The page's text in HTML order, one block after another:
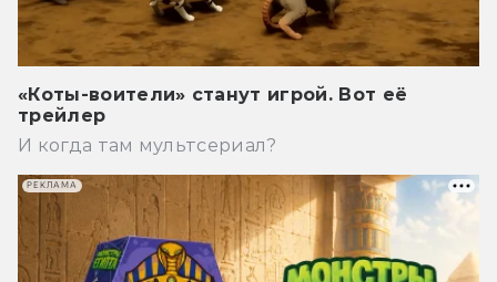
«Коты-воители» станут игрой. Вот её
трейлер
И когда там мультсериал?
РЕКЛАМА